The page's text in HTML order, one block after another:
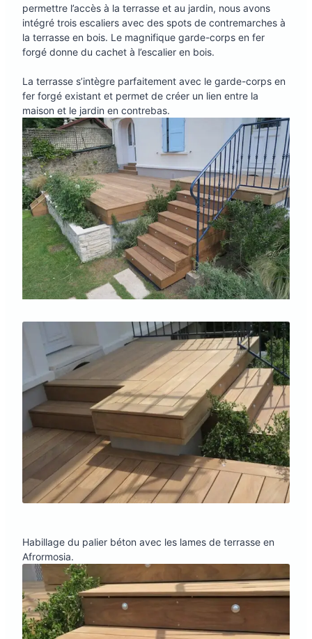
permettre l’accès à la terrasse et au jardin, nous avons
intégré trois escaliers avec des spots de contremarches à
la terrasse en bois. Le magnifique garde-corps en fer
forgé donne du cachet à l’escalier en bois.
La terrasse s’intègre parfaitement avec le garde-corps en
fer forgé existant et permet de créer un lien entre la
maison et le jardin en contrebas.
Habillage du palier béton avec les lames de terrasse en
Afrormosia.